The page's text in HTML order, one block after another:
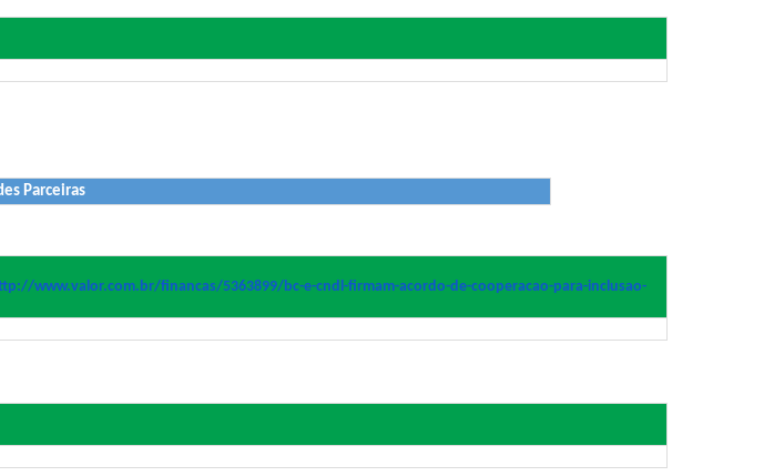
Parceiras
www.valor.com.br/financas/5363899/bc-e-cndl-firmam-acordo-de-cooperacao-para-inclusao-